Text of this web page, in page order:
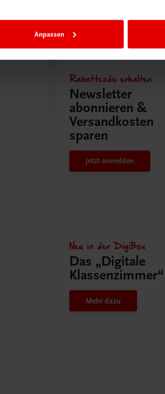
Anpassen
Rabattcode erhalten
Newsletter
abonnieren &
Versandkosten
sparen
Jetzt anmelden
Neu in der DigiBox
Das „Digitale
Klassenzimmer“
Mehr dazu